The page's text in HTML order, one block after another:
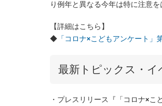
り例年と異なる今年は特に注意を
【詳細はこちら】
◆ 「コロナ×こどもアンケート」
最新トピックス・イ
・プレスリリース『「コロナ×